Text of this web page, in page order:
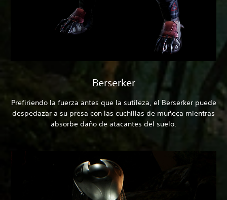
Berserker
Prefiriendo la fuerza antes que la sutileza, el Berserker puede
despedazar a su presa con las cuchillas de muñeca mientras
absorbe daño de atacantes del suelo.